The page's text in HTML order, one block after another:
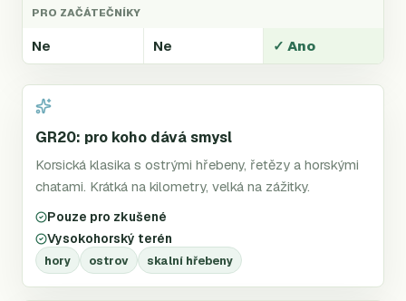
PRO ZAČÁTEČNÍKY
Ne Ne ✓ Ano
GR20: pro koho dává smysl
Korsická klasika s ostrými hřebeny, řetězy a horskými
chatami. Krátká na kilometry, velká na zážitky.
Pouze pro zkušené
Vysokohorský terén
hory ostrov skalní hřebeny